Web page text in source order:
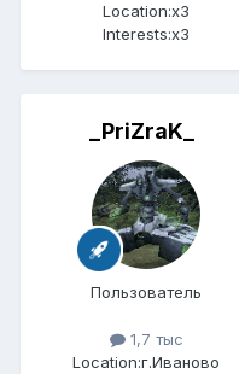
Location:x3
Interests:x3
_PriZraK_
Пользователь
1,7 тыс
Location:г.Иваново